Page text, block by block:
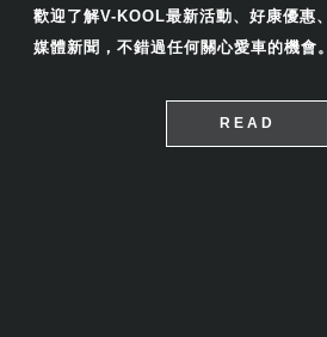
歡迎了解V-KOOL最新活動、好康優惠、
媒體新聞，不錯過任何關心愛車的機會。
READ